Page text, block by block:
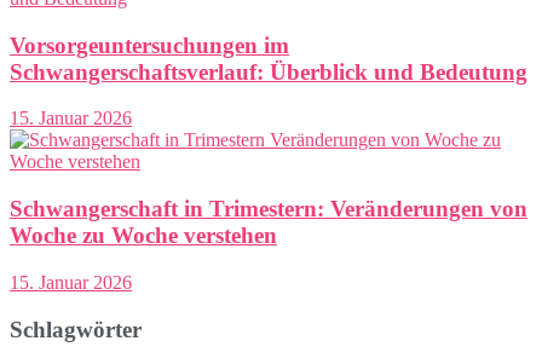
Vorsorgeuntersuchungen im
Schwangerschaftsverlauf: Überblick und Bedeutung
15. Januar 2026
Schwangerschaft in Trimestern: Veränderungen von
Woche zu Woche verstehen
15. Januar 2026
Schlagwörter